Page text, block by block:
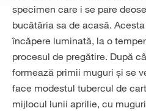
specimen care i se pare
bucătăria sa de acasă.
încăpere luminată, la o
procesul de pregătire. După
formează primii muguri și se
face modestul tubercul de
mijlocul lunii aprilie, cu